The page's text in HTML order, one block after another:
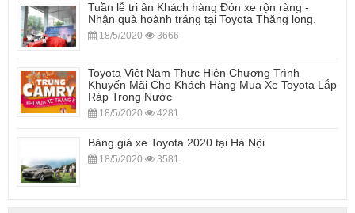
Tuần lễ tri ân Khách hàng Đón xe rộn ràng -
Nhận quà hoành tráng tại Toyota Thăng long.
18/5/2020 3666
Toyota Việt Nam Thực Hiện Chương Trình
Khuyến Mãi Cho Khách Hàng Mua Xe Toyota Lắp
Ráp Trong Nước
18/5/2020 4281
Bảng giá xe Toyota 2020 tại Hà Nội
18/5/2020 3581